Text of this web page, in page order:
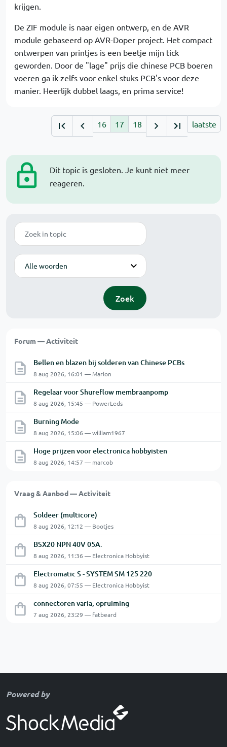
Dit topic is gesloten. Je kunt niet meer
reageren.
Zoek
Modus
Zoek
Forum — Activiteit
Bellen en blazen bij solderen van Chinese PCBs
8 aug 2026, 16:01 — Marlon
Regelaar voor Shureflow membraanpomp
8 aug 2026, 15:45 — PowerLeds
Burning Mode
8 aug 2026, 15:06 — william1967
Hoge prijzen voor electronica hobbyisten
8 aug 2026, 14:57 — marcob
Vraag & Aanbod — Activiteit
Soldeer (multicore)
8 aug 2026, 12:12 — Bootjes
BSX20 NPN 40V 05A.
8 aug 2026, 11:36 — Electronica Hobbyist
Electromatic S - SYSTEM SM 125 220
8 aug 2026, 07:55 — Electronica Hobbyist
connectoren varia, opruiming
7 aug 2026, 23:29 — fatbeard
krijgen.
De ZIF module is naar eigen ontwerp, en de AVR
module gebaseerd op AVR-Doper project. Het compact
ontwerpen van printjes is een beetje mijn tick
geworden. Door de "lage" prijs die chinese PCB boeren
voeren ga ik zelfs voor enkel stuks PCB's voor deze
manier. Heerlijk dubbel laags, en prima service!
16 17 18 laatste
Powered by